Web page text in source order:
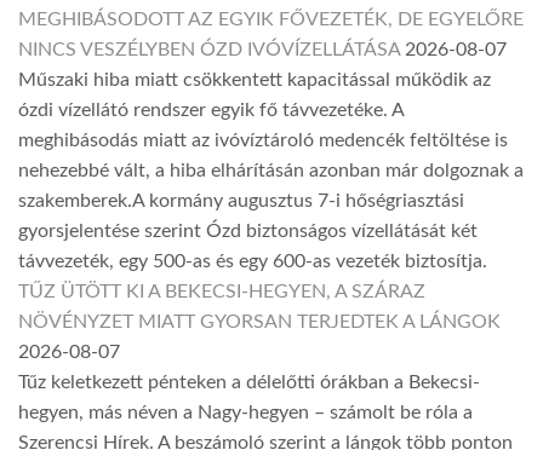
MEGHIBÁSODOTT AZ EGYIK FŐVEZETÉK, DE EGYELŐRE
NINCS VESZÉLYBEN ÓZD IVÓVÍZELLÁTÁSA 2026-08-07
Műszaki hiba miatt csökkentett kapacitással működik az
ózdi vízellátó rendszer egyik fő távvezetéke. A
meghibásodás miatt az ivóvíztároló medencék feltöltése is
nehezebbé vált, a hiba elhárításán azonban már dolgoznak a
szakemberek.A kormány augusztus 7-i hőségriasztási
gyorsjelentése szerint Ózd biztonságos vízellátását két
távvezeték, egy 500-as és egy 600-as vezeték biztosítja.
TŰZ ÜTÖTT KI A BEKECSI-HEGYEN, A SZÁRAZ
NÖVÉNYZET MIATT GYORSAN TERJEDTEK A LÁNGOK
2026-08-07
Tűz keletkezett pénteken a délelőtti órákban a Bekecsi-
hegyen, más néven a Nagy-hegyen – számolt be róla a
Szerencsi Hírek. A beszámoló szerint a lángok több ponton